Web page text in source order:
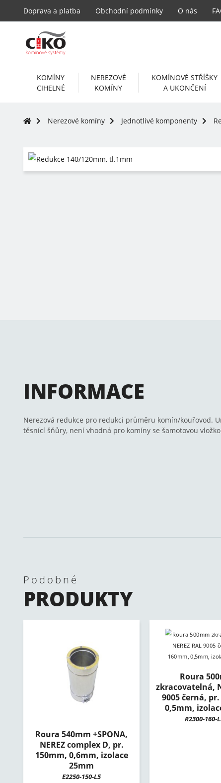
Doprava a platba Obchodní podmínky O nás
KOMÍNY
CIHELNÉ
NEREZOVÉ
KOMÍNY
KOMÍNOVÉ STŘÍŠKY
A UKONČENÍ
Nerezové komíny Jednotlivé komponenty
INFORMACE
Nerezová redukce pro redukci průměru komín/kouřovod.
těsnící šňůry, není vhodná pro komíny se šamotovou
Podobné
PRODUKTY
Roura 540mm +SPONA,
NEREZ complex D, pr.
150mm, 0,6mm, izolace
25mm
E2250-150-L5
Roura
zkracovatelná,
9005 černá,
0,5mm,
R2300-160-